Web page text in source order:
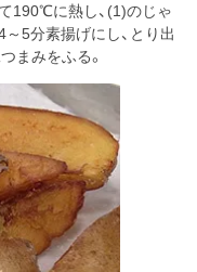
190℃に熱し、(1)のじゃ
5分素揚げにし、とり出
まみをふる。